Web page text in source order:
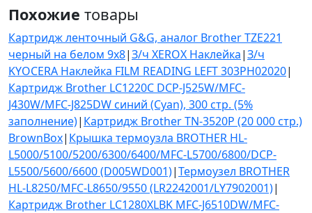
Похожие товары
Картридж ленточный G&G, аналог Brother TZE221
черный на белом 9х8|З/ч XEROX Наклейка|З/ч
KYOCERA Наклейка FILM READING LEFT 303PH02020|
Картридж Brother LC1220C DCP-J525W/MFC-
J430W/MFC-J825DW синий (Cyan), 300 стр. (5%
заполнение)| Картридж Brother TN-3520P (20 000 стр.)
BrownBox| Крышка термоузла BROTHER HL-
L5000/5100/5200/6300/6400/MFC-L5700/6800/DCP-
L5500/5600/6600 (D005WD001)|Термоузел BROTHER
HL-L8250/MFC-L8650/9550 (LR2242001/LY7902001)|
Картридж Brother LC1280XLBK MFC-J6510DW/MFC-